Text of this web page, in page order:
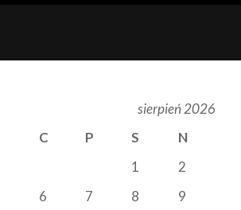
sierpień 2026
C P S
N
1
2
6 7 8
9